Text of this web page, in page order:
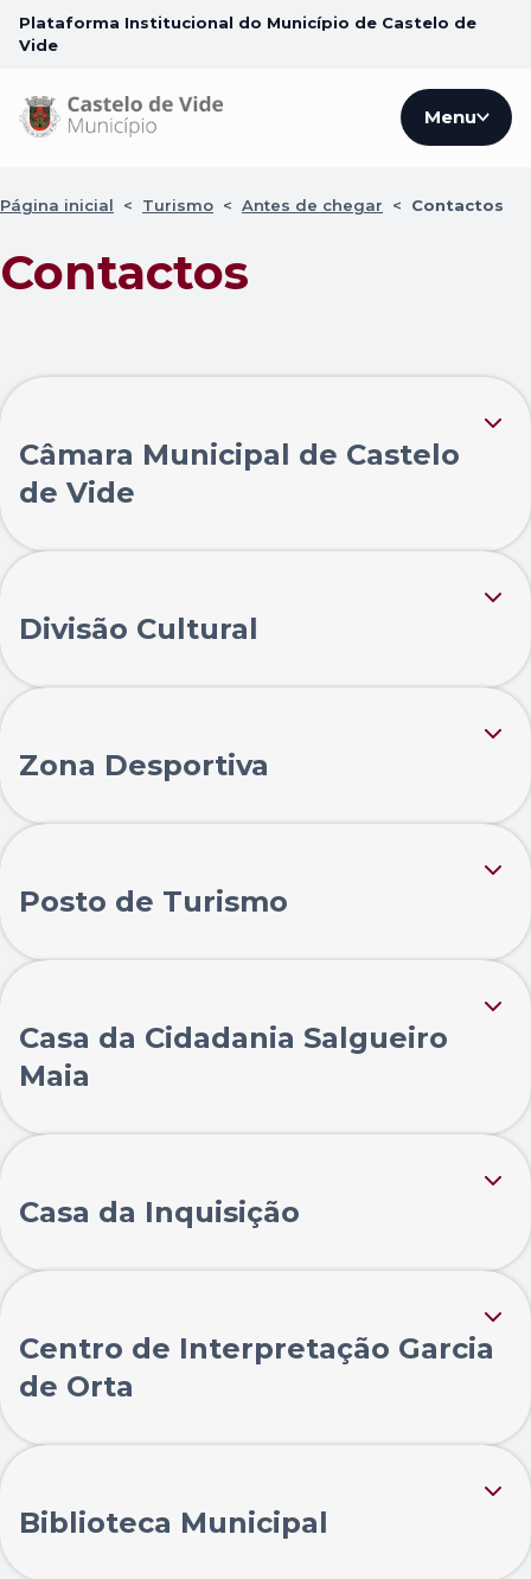
Plataforma Institucional do Município de Castelo de
Vide
Menu
Página inicial < Turismo < Antes de chegar < Contactos
Contactos
Câmara Municipal de Castelo
de Vide
Divisão Cultural
Zona Desportiva
Posto de Turismo
Casa da Cidadania Salgueiro
Maia
Casa da Inquisição
Centro de Interpretação Garcia
de Orta
Biblioteca Municipal